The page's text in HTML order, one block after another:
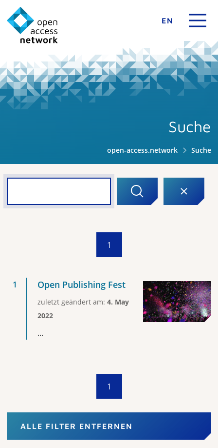
EN
Suche
open-access.network Suche
1
Open Publishing Fest
zuletzt geändert am: 4. May
2022
...
1
ALLE FILTER ENTFERNEN